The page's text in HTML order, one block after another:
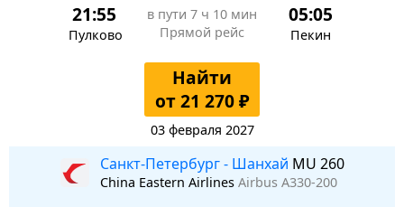
21:55
Пулково
в пути 7 ч 10 мин
Прямой рейс
05:05
Пекин
Найти
от 21 270 ₽
03 февраля 2027
Санкт-Петербург - Шанхай MU 260
China Eastern Airlines Airbus A330-200